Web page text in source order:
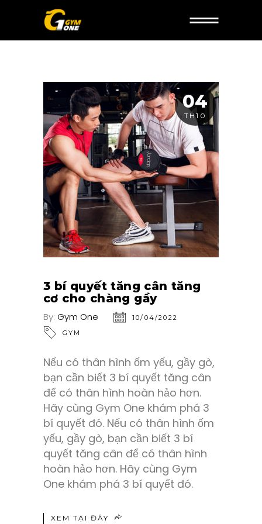
04
TH10
3 bí quyết tăng cân tăng
cơ cho chàng gầy
By: Gym One
10/04/2022
GYM
Nếu có thân hình ốm yếu, gầy gò,
bạn cần biết 3 bí quyết tăng cân
để có thân hình hoàn hảo hơn.
Hãy cùng Gym One khám phá 3
bí quyết đó. Nếu có thân hình ốm
yếu, gầy gò, bạn cần biết 3 bí
quyết tăng cân để có thân hình
hoàn hảo hơn. Hãy cùng Gym
One khám phá 3 bí quyết đó.
XEM TẠI ĐÂY